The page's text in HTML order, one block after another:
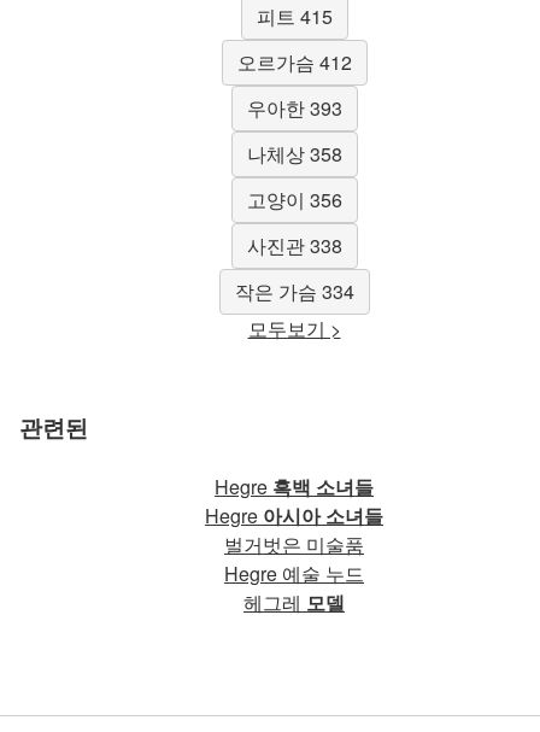
피트 415
오르가슴 412
우아한 393
나체상 358
고양이 356
사진관 338
작은 가슴 334
모두보기 >
관련된
Hegre 흑백 소녀들
Hegre 아시아 소녀들
벌거벗은 미술품
Hegre 예술 누드
헤그레 모델